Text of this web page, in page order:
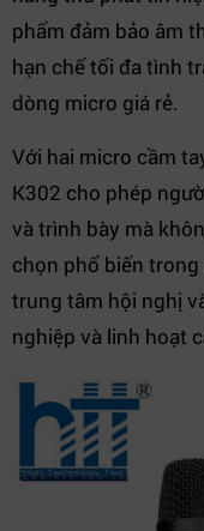
phẩm đảm bảo âm
hạn chế tối đa tình
dòng micro giá rẻ.
Với hai micro cầm
K302 cho phép
và trình bày mà
chọn phổ biến
trung tâm hội nghị
nghiệp và linh hoạt